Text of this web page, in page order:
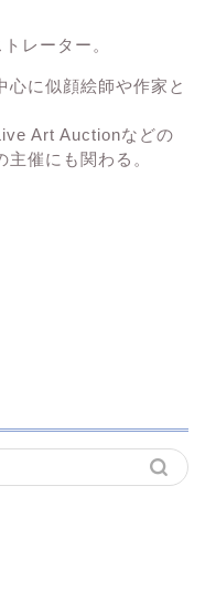
レーター。
心に似顔絵師や作家と
Art Auctionなどの
催にも関わる。